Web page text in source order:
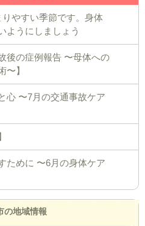
やすい季節です。身体
ようにしましょう
後の症例報告 〜母体への
〜】
心 〜7月の交通事故ケア
ために 〜6月の身体ケア
の地域情報